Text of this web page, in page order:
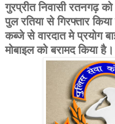
गुरप्रीत निवासी रतनगढ़
पुल रतिया से गिरफ्तार
कब्जे से वारदात मे प्रयोग
मोबाइल को बरामद किया है।